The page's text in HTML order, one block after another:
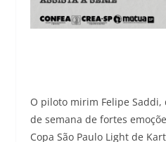
O piloto mirim Felipe
de semana de fortes
Copa São Paulo Light de